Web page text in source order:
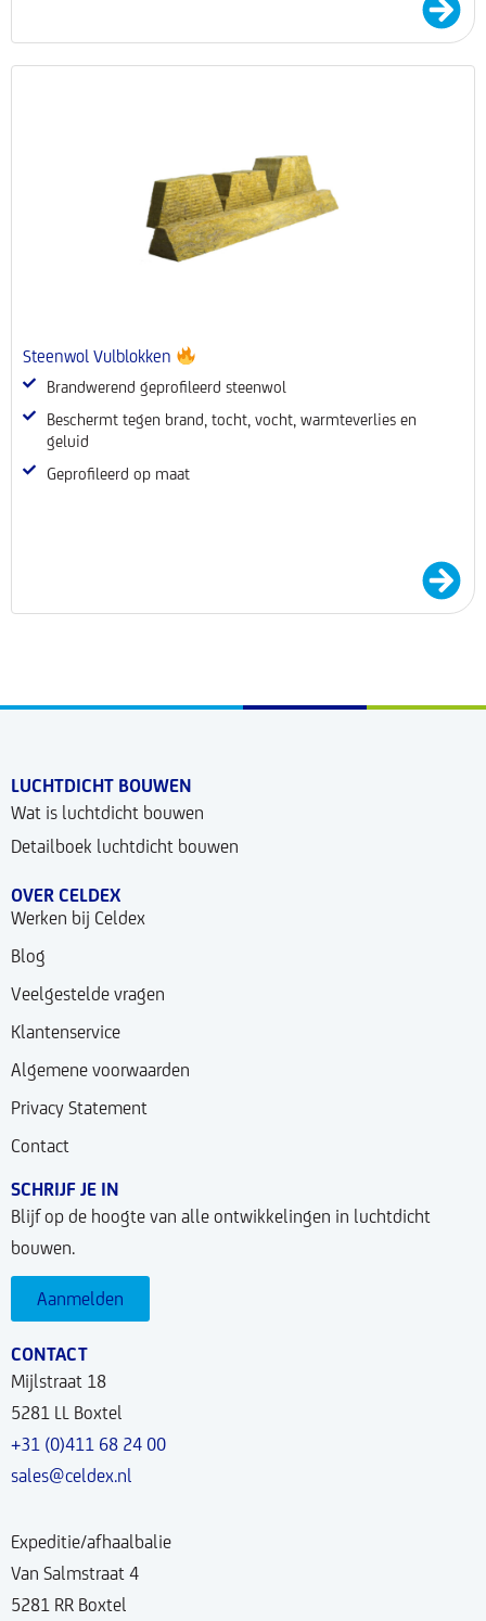
Steenwol Vulblokken
Brandwerend geprofileerd steenwol
Beschermt tegen brand, tocht, vocht, warmteverlies en
geluid
Geprofileerd op maat
LUCHTDICHT BOUWEN
Wat is luchtdicht bouwen
Detailboek luchtdicht bouwen
OVER CELDEX
Werken bij Celdex
Blog
Veelgestelde vragen
Klantenservice
Algemene voorwaarden
Privacy Statement
Contact
SCHRIJF JE IN
Blijf op de hoogte van alle ontwikkelingen in luchtdicht
bouwen.
Aanmelden
CONTACT
Mijlstraat 18
5281 LL Boxtel
+31 (0)411 68 24 00
sales@celdex.nl
Expeditie/afhaalbalie
Van Salmstraat 4
5281 RR Boxtel